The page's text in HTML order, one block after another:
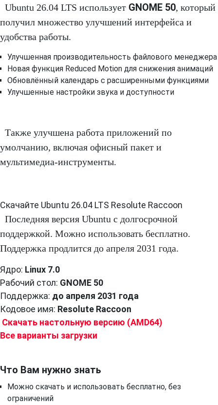
Ubuntu 26.04 LTS использует GNOME 50, который
получил множество улучшений интерфейса и
удобства работы.
Улучшенная производительность файлового менеджера
Новая функция Reduced Motion для снижения анимаций
Обновлённый календарь с расширенными функциями
Улучшенные настройки звука и доступности
Также улучшена работа приложений по
умолчанию, включая офисный пакет и
мультимедиа-инструменты.
Скачайте Ubuntu 26.04 LTS Resolute Raccoon
Последняя версия Ubuntu с долгосрочной
поддержкой. Можно использовать бесплатно.
Поддержка продлится до апреля 2031 года.
Ядро: Linux 7.0
Рабочий стол: GNOME 50
Поддержка: до апреля 2031 года
Кодовое имя: Resolute Raccoon
Скачать настольную версию (AMD64)
Все варианты загрузки
Что Вам нужно знать
Можно скачать и использовать бесплатно, без
ограничений